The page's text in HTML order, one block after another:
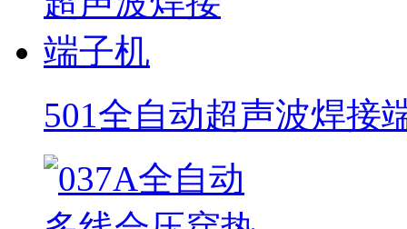
501全自动超声波焊接